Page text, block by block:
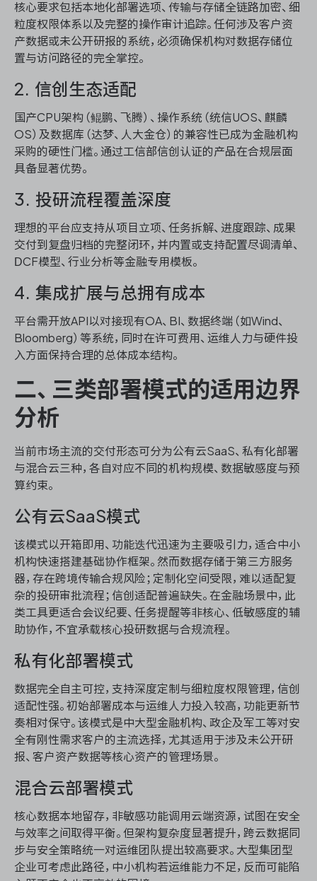
核心要求包括本地化部署选项、传输与存储全链路加密、细
粒度权限体系以及完整的操作审计追踪。任何涉及客户资
产数据或未公开研报的系统，必须确保机构对数据存储位
置与访问路径的完全掌控。
2. 信创生态适配
国产CPU架构（鲲鹏、飞腾）、操作系统（统信UOS、麒麟
OS）及数据库（达梦、人大金仓）的兼容性已成为金融机构
采购的硬性门槛。通过工信部信创认证的产品在合规层面
具备显著优势。
3. 投研流程覆盖深度
理想的平台应支持从项目立项、任务拆解、进度跟踪、成果
交付到复盘归档的完整闭环，并内置或支持配置尽调清单、
DCF模型、行业分析等金融专用模板。
4. 集成扩展与总拥有成本
平台需开放API以对接现有OA、BI、数据终端（如Wind、
Bloomberg）等系统，同时在许可费用、运维人力与硬件投
入方面保持合理的总体成本结构。
二、三类部署模式的适用边界
分析
当前市场主流的交付形态可分为公有云SaaS、私有化部署
与混合云三种，各自对应不同的机构规模、数据敏感度与预
算约束。
公有云SaaS模式
该模式以开箱即用、功能迭代迅速为主要吸引力，适合中小
机构快速搭建基础协作框架。然而数据存储于第三方服务
器，存在跨境传输合规风险；定制化空间受限，难以适配复
杂的投研审批流程；信创适配普遍缺失。在金融场景中，此
类工具更适合会议纪要、任务提醒等非核心、低敏感度的辅
助协作，不宜承载核心投研数据与合规流程。
私有化部署模式
数据完全自主可控，支持深度定制与细粒度权限管理，信创
适配性强。初始部署成本与运维人力投入较高，功能更新节
奏相对保守。该模式是中大型金融机构、政企及军工等对安
全有刚性需求客户的主流选择，尤其适用于涉及未公开研
报、客户资产数据等核心资产的管理场景。
混合云部署模式
核心数据本地留存，非敏感功能调用云端资源，试图在安全
与效率之间取得平衡。但架构复杂度显著提升，跨云数据同
步与安全策略统一对运维团队提出较高要求。大型集团型
企业可考虑此路径，中小机构若运维能力不足，反而可能陷